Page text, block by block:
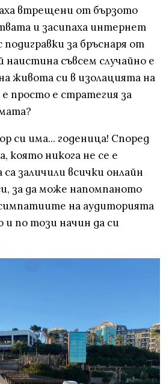
втрещени от бързото
и засипаха интернет
за бръснаря от
наистина съвсем случайно е
живота си в изолацията на
просто е стратегия за
си има... годеница! Според
която никога не се е
са заличили всички онлайн
за да може напомпаното
на аудиторията
и по този начин да си